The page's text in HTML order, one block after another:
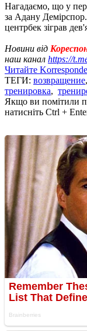
Нагадаємо, що у
за Адану
центрбек зіграв
Новини від
наш канал https://
Читайте
ТЕГИ: возвращение,
тренировка,
Якщо ви помітили
натисніть Ctrl +